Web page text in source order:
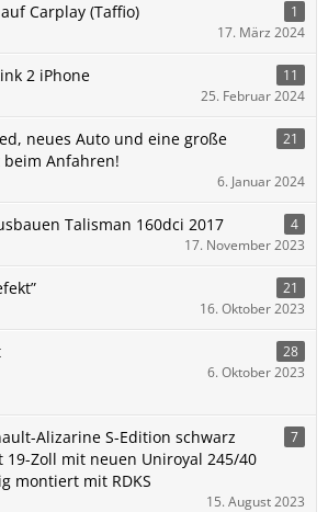
Carplay (Taffio)
1
17. März 2024
2 iPhone
11
25. Februar 2024
neues Auto und eine große
Anfahren!
21
6. Januar 2024
Talisman 160dci 2017
4
17. November 2023
21
16. Oktober 2023
28
6. Oktober 2023
Alizarine S-Edition schwarz
19-Zoll mit neuen Uniroyal 245/40
montiert mit RDKS
7
15. August 2023